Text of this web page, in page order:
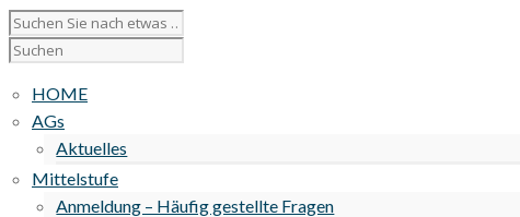
HOME
AGs
Aktuelles
Mittelstufe
Anmeldung – Häufig gestellte Fragen